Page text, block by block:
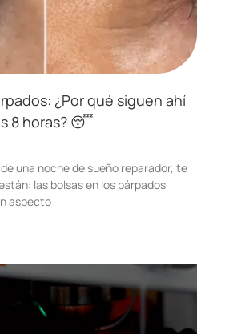
¿Por qué siguen ahí
8 horas? 😴
una noche de sueño reparador, te
las bolsas en los párpados
aspecto